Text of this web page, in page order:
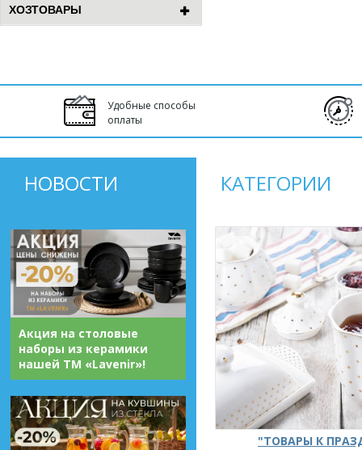
ХОЗТОВАРЫ
Удобные способы
оплаты
НОВОСТИ
Акция на столовые
наборы из керамики
нашей ТМ «Lavenir»!
КАТЕГОРИИ
"ТОВАРЫ К